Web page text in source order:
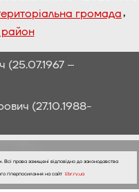
громада,
район
(25.07.1967 –
(27.10.1988-
права захищені відповідно до законодавства
гіперпосилання на сайт libr.rv.ua